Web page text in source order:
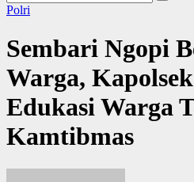
Polri
Sembari Ngopi
Warga,
Edukasi Warga
Kamtibmas